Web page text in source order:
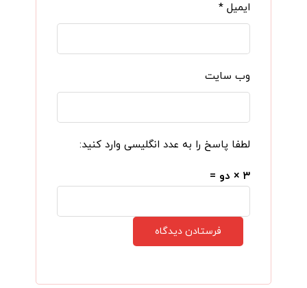
ایمیل*
وب‌ سایت
لطفا پاسخ را به عدد انگلیسی وارد کنید:
۳ × دو =